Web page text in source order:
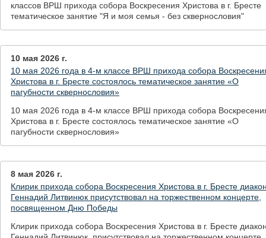
классов ВРШ прихода собора Воскресения Христова в г. Бресте
тематическое занятие "Я и моя семья - без сквернословия"
10 мая 2026 г.
10 мая 2026 года в 4-м классе ВРШ прихода собора
Христова в г. Бресте состоялось тематическое занятие «О
пагубности сквернословия»
10 мая 2026 года в 4-м классе ВРШ прихода собора
Христова в г. Бресте состоялось тематическое занятие «О
пагубности сквернословия»
8 мая 2026 г.
Клирик прихода собора Воскресения Христова в г. Бресте
Геннадий Литвинюк присутствовал на торжественном концерте,
посвященном Дню Победы
Клирик прихода собора Воскресения Христова в г. Бресте